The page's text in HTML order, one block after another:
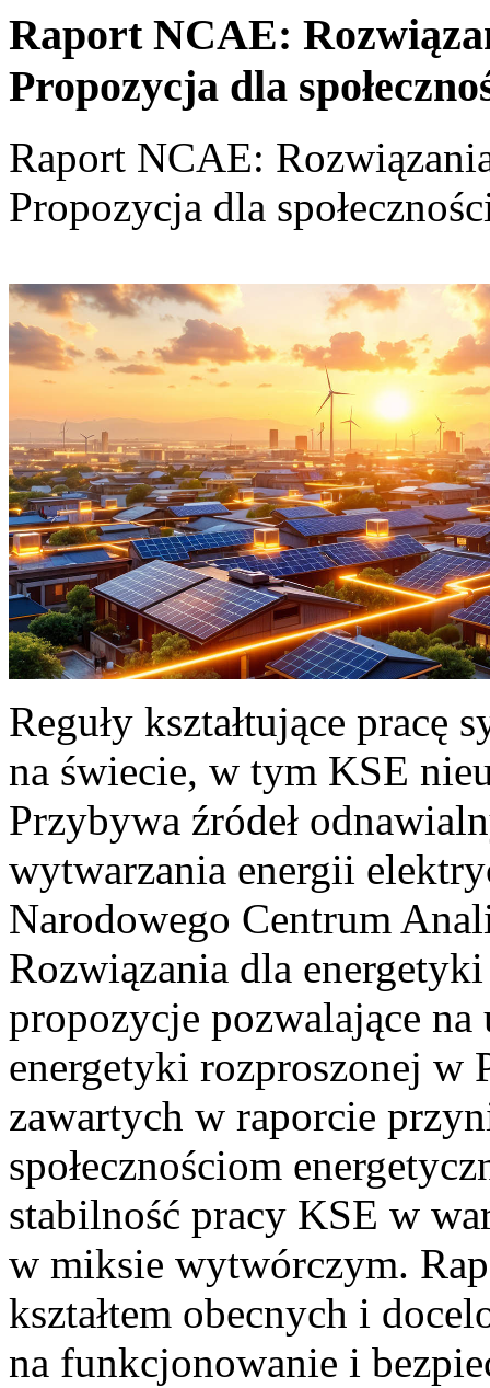
Raport NCAE:
Propozycja dla
Raport NCAE:
Propozycja dla
Reguły kształtujące pracę
na świecie, w tym KSE
Przybywa źródeł
wytwarzania energii
Narodowego Centrum
Rozwiązania dla
propozycje pozwalające
energetyki rozproszonej w
zawartych w raporcie
społecznościom
stabilność pracy KSE w
w miksie wytwórczym.
kształtem obecnych i
na funkcjonowanie i